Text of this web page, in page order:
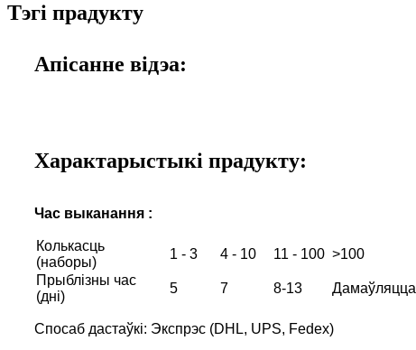
Тэгі прадукту
Апісанне відэа:
Характарыстыкі прадукту:
Час выканання :
Колькасць
(наборы)
1 - 3 4 - 10 11 - 100 >100
Прыблізны час
(дні)
5 7 8-13 Дамаўляцца
Спосаб дастаўкі: Экспрэс (DHL, UPS, Fedex)